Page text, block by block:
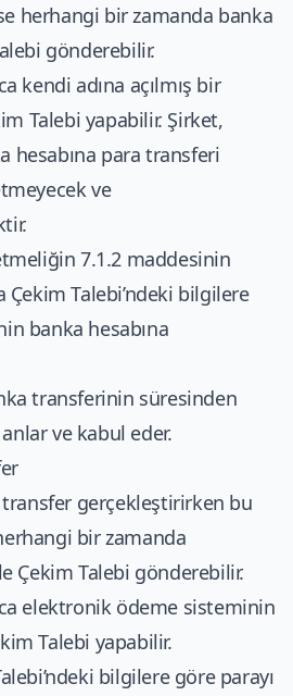
herhangi bir zamanda banka
gönderebilir.
kendi adına açılmış bir
Talebi yapabilir. Şirket,
hesabına para transferi
ve
7.1.2 maddesinin
Çekim Talebi’ndeki bilgilere
banka hesabına
transferinin süresinden
ve kabul eder.
gerçekleştirirken bu
bir zamanda
Çekim Talebi gönderebilir.
elektronik ödeme sisteminin
Talebi yapabilir.
bilgilere göre parayı